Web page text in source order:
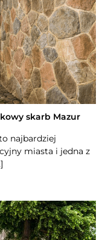
skarb Mazur
najbardziej
miasta i jedna z